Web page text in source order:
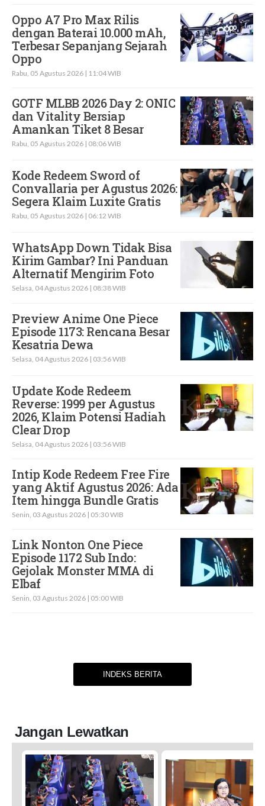
Oppo A7 Pro Max Rilis
dengan Baterai 10.000 mAh,
Terbesar Sepanjang Sejarah
Oppo
Rabu, 05 Agustus 2026 | 11:04 WIB
GOTF MLBB 2026 Day 2: ONIC
dan Vitality Bersiap
Amankan Tiket 8 Besar
Rabu, 05 Agustus 2026 | 08:06 WIB
Kode Redeem Sword of
Convallaria per Agustus 2026:
Segera Klaim Luxite Gratis
Rabu, 05 Agustus 2026 | 06:12 WIB
WhatsApp Down Tidak Bisa
Kirim Gambar? Ini Panduan
Alternatif Mengirim Foto
Selasa, 04 Agustus 2026 | 08:38 WIB
Preview Anime One Piece
Episode 1173: Rencana Besar
Kesatria Dewa
Selasa, 04 Agustus 2026 | 03:56 WIB
Update Kode Redeem
Reverse: 1999 per Agustus
2026, Klaim Potensi Hadiah
Clear Drop
Selasa, 04 Agustus 2026 | 03:56 WIB
Intip Kode Redeem Free Fire
yang Aktif Agustus 2026: Ada
Item hingga Bundle Gratis
Senin, 03 Agustus 2026 | 05:30 WIB
Link Nonton One Piece
Episode 1172 Sub Indo:
Gejolak Monster MMA di
Elbaf
Senin, 03 Agustus 2026 | 05:00 WIB
INDEKS BERITA
Jangan Lewatkan